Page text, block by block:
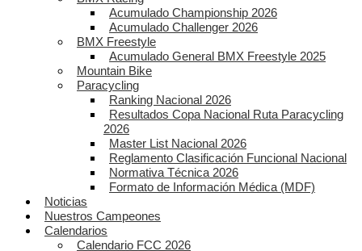
Acumulado Championship 2026
Acumulado Challenger 2026
BMX Freestyle
Acumulado General BMX Freestyle 2025
Mountain Bike
Paracycling
Ranking Nacional 2026
Resultados Copa Nacional Ruta Paracycling
2026
Master List Nacional 2026
Reglamento Clasificación Funcional Nacional
Normativa Técnica 2026
Formato de Información Médica (MDF)
Noticias
Nuestros Campeones
Calendarios
Calendario FCC 2026